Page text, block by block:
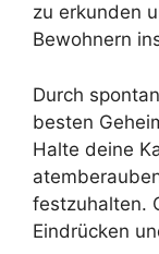
zu erkunden
Bewohnern
Durch
besten
Halte deine
festzuhalten.
Eindrücken